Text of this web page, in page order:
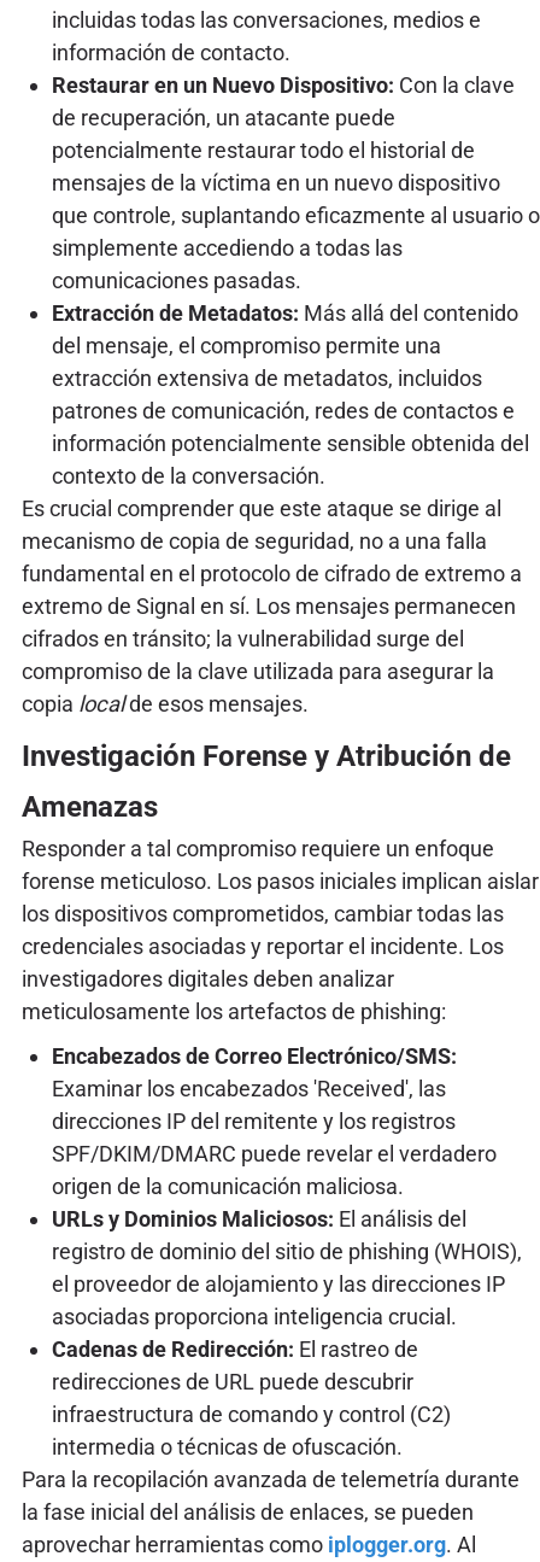
incluidas todas las conversaciones, medios e
información de contacto.
Restaurar en un Nuevo Dispositivo: Con la clave
de recuperación, un atacante puede
potencialmente restaurar todo el historial de
mensajes de la víctima en un nuevo dispositivo
que controle, suplantando eficazmente al usuario o
simplemente accediendo a todas las
comunicaciones pasadas.
Extracción de Metadatos: Más allá del contenido
del mensaje, el compromiso permite una
extracción extensiva de metadatos, incluidos
patrones de comunicación, redes de contactos e
información potencialmente sensible obtenida del
contexto de la conversación.
Es crucial comprender que este ataque se dirige al
mecanismo de copia de seguridad, no a una falla
fundamental en el protocolo de cifrado de extremo a
extremo de Signal en sí. Los mensajes permanecen
cifrados en tránsito; la vulnerabilidad surge del
compromiso de la clave utilizada para asegurar la
copia localde esos mensajes.
Investigación Forense y Atribución de
Amenazas
Responder a tal compromiso requiere un enfoque
forense meticuloso. Los pasos iniciales implican aislar
los dispositivos comprometidos, cambiar todas las
credenciales asociadas y reportar el incidente. Los
investigadores digitales deben analizar
meticulosamente los artefactos de phishing:
Encabezados de Correo Electrónico/SMS:
Examinar los encabezados 'Received', las
direcciones IP del remitente y los registros
SPF/DKIM/DMARC puede revelar el verdadero
origen de la comunicación maliciosa.
URLs y Dominios Maliciosos: El análisis del
registro de dominio del sitio de phishing (WHOIS),
el proveedor de alojamiento y las direcciones IP
asociadas proporciona inteligencia crucial.
Cadenas de Redirección: El rastreo de
redirecciones de URL puede descubrir
infraestructura de comando y control (C2)
intermedia o técnicas de ofuscación.
Para la recopilación avanzada de telemetría durante
la fase inicial del análisis de enlaces, se pueden
aprovechar herramientas como iplogger.org. Al